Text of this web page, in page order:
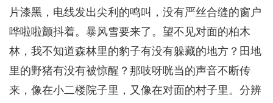
片漆黑，电线发出尖利的鸣叫，没有严丝合缝的窗户
哗啦啦颤抖着。暴风雪要来了。望不见对面的柏木
林，我不知道森林里的豹子有没有躲藏的地方？田地
里的野猪有没有被惊醒？那吱呀咣当的声音不断传
来，像在小二楼院子里，又像在对面的村子里。分辨